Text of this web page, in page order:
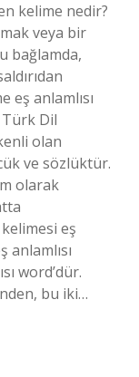
kelime nedir?
veya bir
bağlamda,
eş anlamlısı
Türk Dil
olan
ve sözlüktür.
olarak
eş
anlamlısı
word’dür.
bu iki…